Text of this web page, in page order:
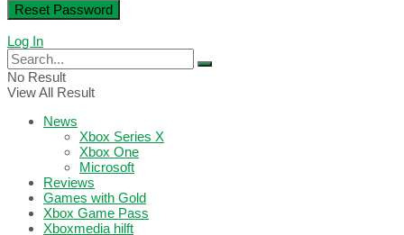
Log In
No Result
View All Result
News
Xbox Series X
Xbox One
Microsoft
Reviews
Games with Gold
Xbox Game Pass
Xboxmedia hilft